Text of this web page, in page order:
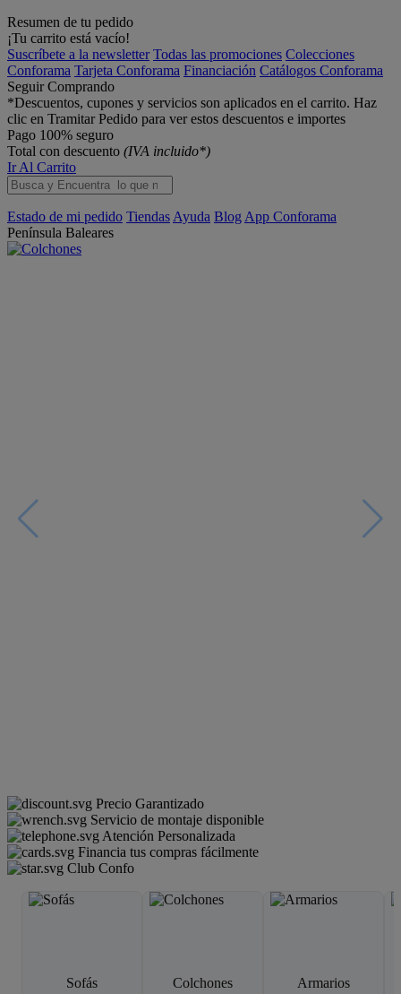
Resumen de tu pedido
¡Tu carrito está vacío!
Suscríbete a la newsletter Todas las promociones Colecciones
Conforama Tarjeta Conforama Financiación Catálogos Conforama
Seguir Comprando
*Descuentos, cupones y servicios son aplicados en el carrito. Haz
clic en Tramitar Pedido para ver estos descuentos e importes
Pago 100% seguro
Total con descuento (IVA incluido*)
Ir Al Carrito
Estado de mi pedido Tiendas Ayuda Blog App Conforama
Península Baleares
Precio Garantizado
Servicio de montaje disponible
Atención Personalizada
Financia tus compras fácilmente
Club Confo
Sofás Colchones Armarios